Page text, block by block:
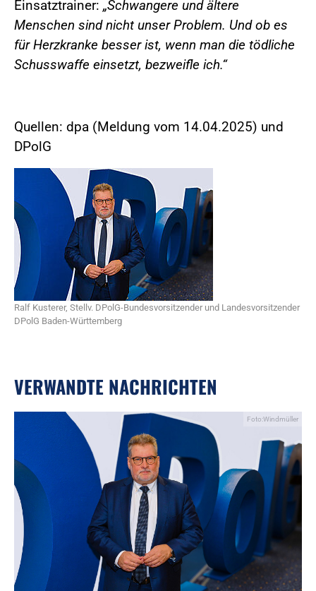
Einsatztrainer: „Schwangere und ältere
Menschen sind nicht unser Problem. Und ob es
für Herzkranke besser ist, wenn man die tödliche
Schusswaffe einsetzt, bezweifle ich.“
Quellen: dpa (Meldung vom 14.04.2025) und
DPolG
Ralf Kusterer, Stellv. DPolG-Bundesvorsitzender und Landesvorsitzender
DPolG Baden-Württemberg
VERWANDTE NACHRICHTEN
Foto:Windmüller